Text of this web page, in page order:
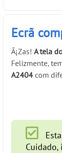
Ecrã
Â¡Zas!A tela
Felizmente,
A2404 com